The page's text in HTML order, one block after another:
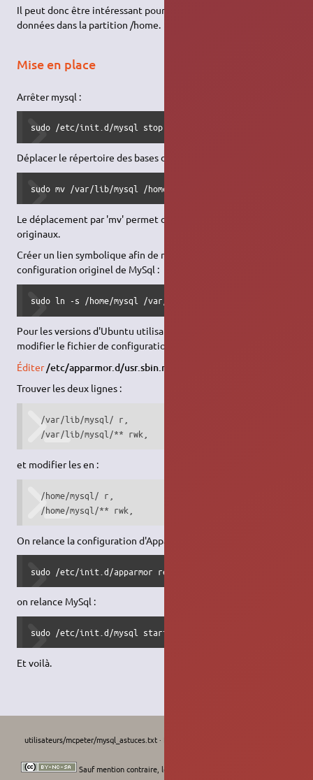
Il peut donc être intéressant pour cela de déplacer ses bases de
données dans la partition /home.
Mise en place
Arrêter mysql :
sudo /etc/init.d/mysql stop
Déplacer le répertoire des bases de données :
sudo mv /var/lib/mysql /home/mysql
Le déplacement par 'mv' permet de ne pas modifier les droits
originaux.
Créer un lien symbolique afin de ne pas "
configuration originel de MySql :
sudo ln -s /home/mysql /var/lib/mysql
Pour les versions d'Ubuntu utilisant
modifier le fichier de configuration mysql dans Apparmor.
Éditer /etc/apparmor.d/usr.sbin.mysqld
Trouver les deux lignes :
  /var/lib/mysql/ r,
  /var/lib/mysql/** rwk,
et modifier les en :
  /home/mysql/ r,
  /home/mysql/** rwk,
On relance la configuration d'Apparmor :
sudo /etc/init.d/apparmor reload
on relance MySql :
sudo /etc/init.d/mysql start
Et voilà.
utilisateurs/mcpeter/mysql_astuces.txt· Dernière modification :
Sauf mention contraire, le contenu de ce wiki est placé sous les